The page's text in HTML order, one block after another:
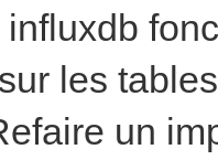
les
un